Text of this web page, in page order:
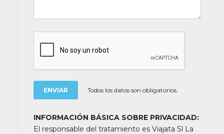
Todos los datos son obligatorios.
INFORMACIÓN BÁSICA SOBRE PRIVACIDAD:
El responsable del tratamiento es Viajata Sl La